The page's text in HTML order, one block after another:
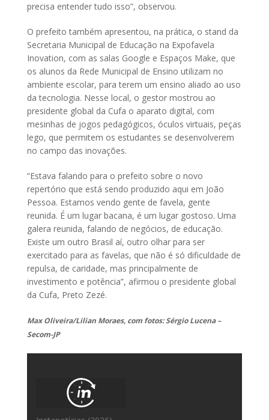
precisa entender tudo isso”, observou.
O prefeito também apresentou, na prática, o stand da
Secretaria Municipal de Educação na Expofavela
Inovation, com as salas Google e Espaços Make, que
os alunos da Rede Municipal de Ensino utilizam no
ambiente escolar, para terem um ensino aliado ao uso
da tecnologia. Nesse local, o gestor mostrou ao
presidente global da Cufa o aparato digital, com
mesinhas de jogos pedagógicos, óculos virtuais, peças
lego, que permitem os estudantes se desenvolverem
no campo das inovações.
“Estava falando para o prefeito sobre o novo
repertório que está sendo produzido aqui em João
Pessoa. Estamos vendo gente de favela, gente
reunida. É um lugar bacana, é um lugar gostoso. Uma
galera reunida, falando de negócios, de educação.
Existe um outro Brasil aí, outro olhar para ser
exercitado para as favelas, que não é só dificuldade de
repulsa, de caridade, mas principalmente de
investimento e potência”, afirmou o presidente global
da Cufa, Preto Zezé.
Max Oliveira/Lilian Moraes, com fotos: Sérgio Lucena –
Secom-JP